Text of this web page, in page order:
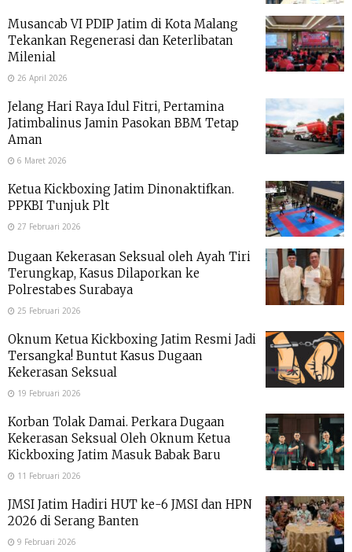
Musancab VI PDIP Jatim di Kota Malang
Tekankan Regenerasi dan Keterlibatan
Milenial
26 April 2026
Jelang Hari Raya Idul Fitri, Pertamina
Jatimbalinus Jamin Pasokan BBM Tetap
Aman
6 Maret 2026
Ketua Kickboxing Jatim Dinonaktifkan.
PPKBI Tunjuk Plt
27 Februari 2026
Dugaan Kekerasan Seksual oleh Ayah Tiri
Terungkap, Kasus Dilaporkan ke
Polrestabes Surabaya
25 Februari 2026
Oknum Ketua Kickboxing Jatim Resmi Jadi
Tersangka! Buntut Kasus Dugaan
Kekerasan Seksual
19 Februari 2026
Korban Tolak Damai. Perkara Dugaan
Kekerasan Seksual Oleh Oknum Ketua
Kickboxing Jatim Masuk Babak Baru
11 Februari 2026
JMSI Jatim Hadiri HUT ke-6 JMSI dan HPN
2026 di Serang Banten
9 Februari 2026